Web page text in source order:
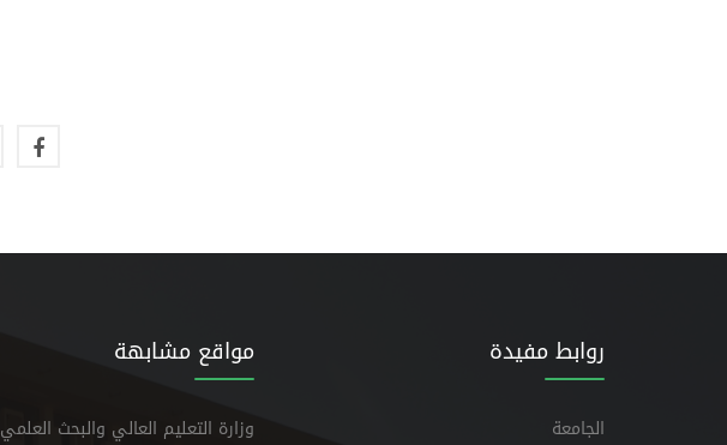
روابط مفيدة
الجامعة
مواقع مشابهة
وزارة التعليم العالي والبحث العلمي